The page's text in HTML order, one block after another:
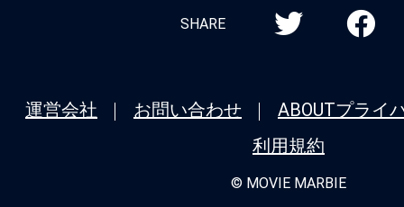
SHARE
運営会社 お問い合わせ ABOUTプライ
利用規約
© MOVIE MARBIE